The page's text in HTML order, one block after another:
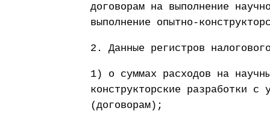
договорам на выполнение
выполнение опытно-
2. Данные регистров
1) о суммах расходов на
конструкторские разработки с
(договорам);